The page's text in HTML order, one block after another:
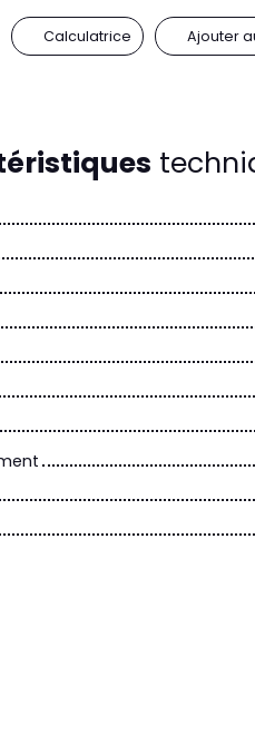
Calculatrice Ajouter